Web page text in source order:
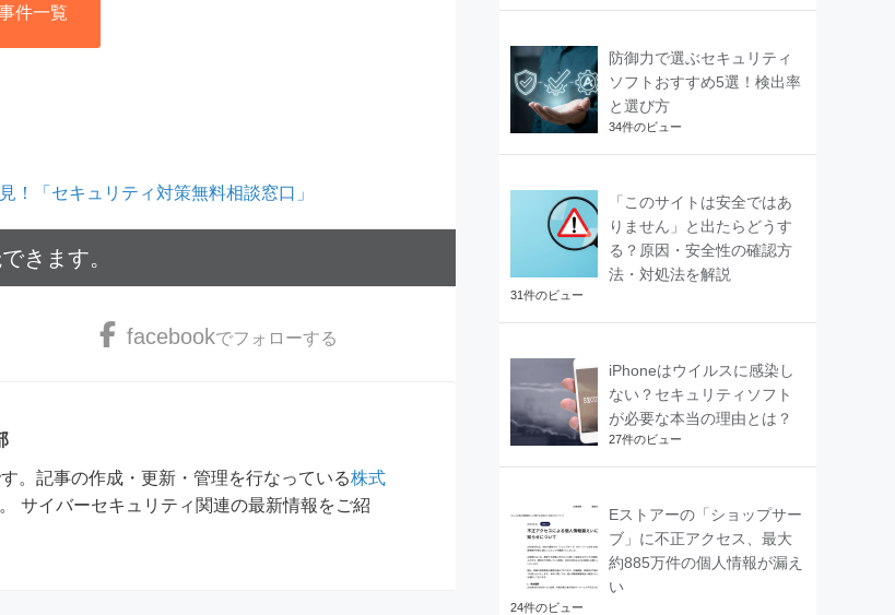
件一覧
！「セキュリティ対策無料相談窓口」
きます。
facebookでフォローする
。記事の作成・更新・管理を行なっている株式
サイバーセキュリティ関連の最新情報をご紹
防御力で選ぶセキュリティ
ソフトおすすめ5選！検出率
と選び方
34件のビュー
「このサイトは安全ではあ
りません」と出たらどうす
る？原因・安全性の確認方
法・対処法を解説
31件のビュー
iPhoneはウイルスに感染し
ない？セキュリティソフト
が必要な本当の理由とは？
27件のビュー
Eストアーの「ショップサー
ブ」に不正アクセス、最大
約885万件の個人情報が漏え
い
24件のビュー